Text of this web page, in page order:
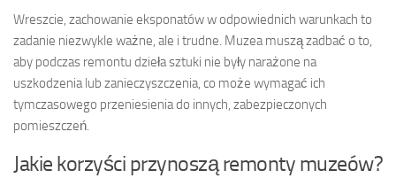
Wreszcie, zachowanie eksponatów w odpowiednich warunkach to
zadanie niezwykle ważne, ale i trudne. Muzea muszą zadbać o to,
aby podczas remontu dzieła sztuki nie były narażone na
uszkodzenia lub zanieczyszczenia, co może wymagać ich
tymczasowego przeniesienia do innych, zabezpieczonych
pomieszczeń.
Jakie korzyści przynoszą remonty muzeów?